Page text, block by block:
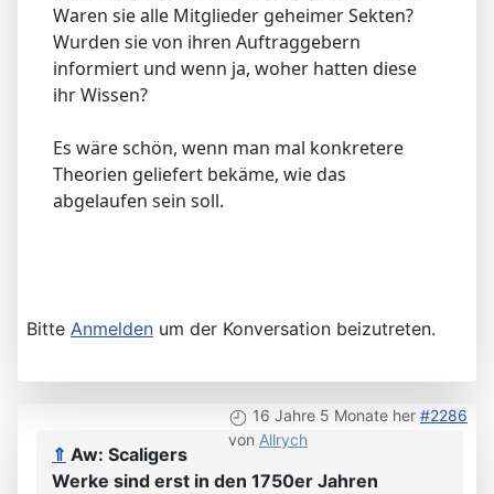
Waren sie alle Mitglieder geheimer Sekten?
Wurden sie von ihren Auftraggebern
informiert und wenn ja, woher hatten diese
ihr Wissen?
Es wäre schön, wenn man mal konkretere
Theorien geliefert bekäme, wie das
abgelaufen sein soll.
Bitte Anmelden um der Konversation beizutreten.
16 Jahre 5 Monate her #2286
von Allrych
⇑ Aw: Scaligers
Werke sind erst in den 1750er Jahren